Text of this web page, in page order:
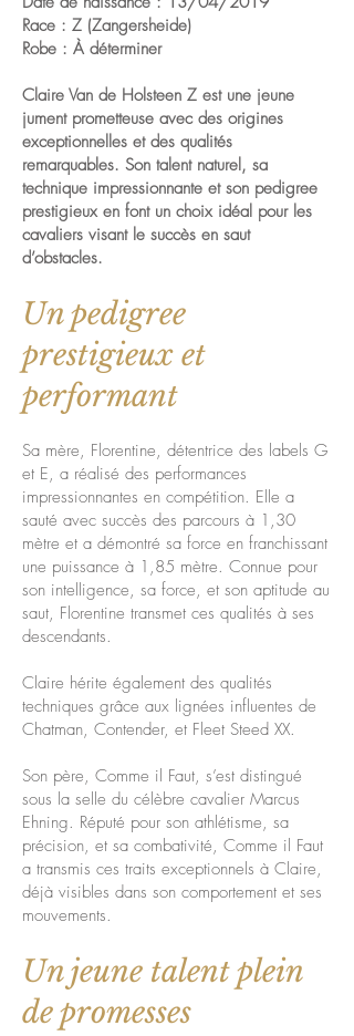
Race : Z (Zangersheide)
Robe : À déterminer
Claire Van de Holsteen Z est une jeune
jument prometteuse avec des origines
exceptionnelles et des qualités
remarquables. Son talent naturel, sa
technique impressionnante et son pedigree
prestigieux en font un choix idéal pour les
cavaliers visant le succès en saut
d’obstacles.
Un pedigree
prestigieux et
performant
Sa mère, Florentine, détentrice des labels G
et E, a réalisé des performances
impressionnantes en compétition. Elle a
sauté avec succès des parcours à 1,30
mètre et a démontré sa force en franchissant
une puissance à 1,85 mètre. Connue pour
son intelligence, sa force, et son aptitude au
saut, Florentine transmet ces qualités à ses
descendants.
Claire hérite également des qualités
techniques grâce aux lignées influentes de
Chatman, Contender, et Fleet Steed XX.
Son père, Comme il Faut, s’est distingué
sous la selle du célèbre cavalier Marcus
Ehning. Réputé pour son athlétisme, sa
précision, et sa combativité, Comme il Faut
a transmis ces traits exceptionnels à Claire,
déjà visibles dans son comportement et ses
mouvements.
Un jeune talent plein
de promesses